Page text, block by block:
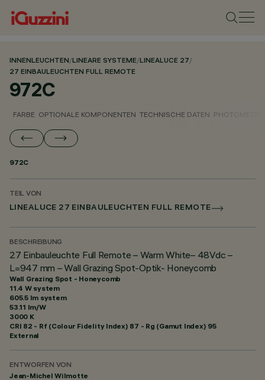
INNENLEUCHTEN/LINEARE SYSTEME/LINEALUCE 27/
27 EINBAULEUCHTEN FULL REMOTE
972C
FARBE OPTIONALE KOMPONENTEN TECHNISCHE DATEN
972C
TEIL VON
LINEALUCE 27 EINBAULEUCHTEN FULL REMOTE
BESCHREIBUNG
27 Einbauleuchte Full Remote – Warm White– 48Vdc –
L=947 mm – Wall Grazing Spot-Optik- Honeycomb
Wall Grazing Spot - Honeycomb
11.4 W system
605.5 lm system
53.11 lm/W
3000 K
CRI 82 - Rf (Colour Fidelity Index) 87 - Rg (Gamut Index) 95
External
ENTWORFEN VON
Jean-Michel Wilmotte